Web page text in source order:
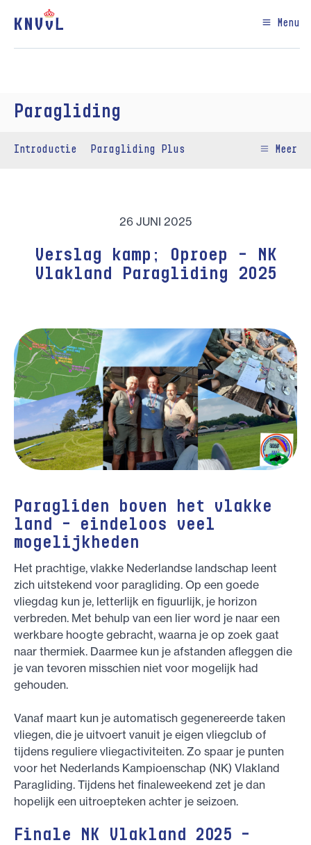
Menu
Paragliding
Introductie Paragliding Plus Meer
26 JUNI 2025
Verslag kamp; Oproep – NK
Vlakland Paragliding 2025
Paragliden boven het vlakke
land – eindeloos veel
mogelijkheden
Het prachtige, vlakke Nederlandse landschap leent
zich uitstekend voor paragliding. Op een goede
vliegdag kun je, letterlijk en figuurlijk, je horizon
verbreden. Met behulp van een lier word je naar een
werkbare hoogte gebracht, waarna je op zoek gaat
naar thermiek. Daarmee kun je afstanden afleggen die
je van tevoren misschien niet voor mogelijk had
gehouden.
Vanaf maart kun je automatisch gegenereerde taken
vliegen, die je uitvoert vanuit je eigen vliegclub of
tijdens reguliere vliegactiviteiten. Zo spaar je punten
voor het Nederlands Kampioenschap (NK) Vlakland
Paragliding. Tijdens het finaleweekend zet je dan
hopelijk een uitroepteken achter je seizoen.
Finale NK Vlakland 2025 –